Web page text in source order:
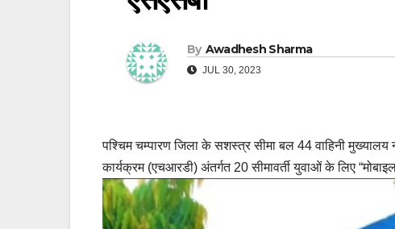
By Awadhesh Sharma
JUL 30, 2023
पश्चिम चम्पारण जिला के सशस्त्र सीमा बल 44 वाहिनी मुख्यालय
कार्यक्रम (एचआरडी) अंतर्गत 20 सीमावर्ती युवाओं के लिए